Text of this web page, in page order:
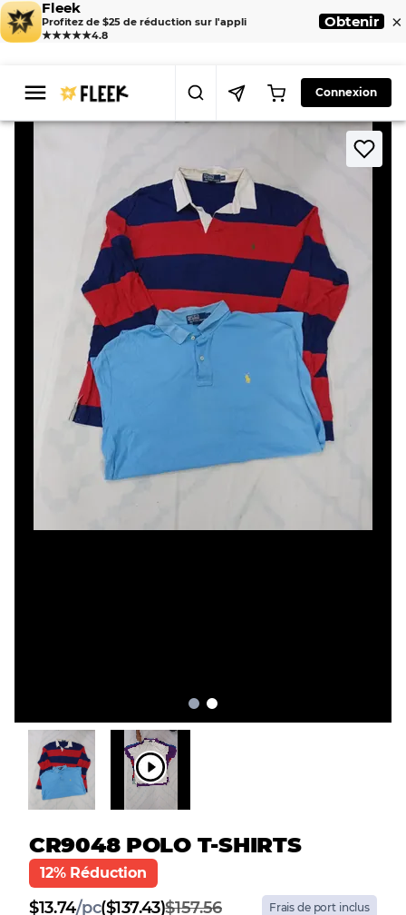
Fleek
Profitez de $25 de réduction sur l'appli
★★★★★4.8
Obtenir ×
Connexion
CR9048 POLO T-SHIRTS
12% Réduction
$13.74/pc($137.43)$157.56 Frais de port inclus